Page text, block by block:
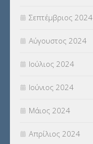
Σεπτέμβριος 2024
Αύγουστος 2024
Ιούλιος 2024
Ιούνιος 2024
Μάιος 2024
Απρίλιος 2024